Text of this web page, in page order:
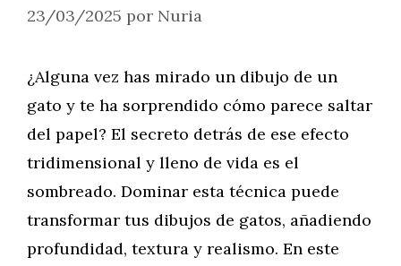
23/03/2025 por Nuria
¿Alguna vez has mirado un dibujo de un
gato y te ha sorprendido cómo parece saltar
del papel? El secreto detrás de ese efecto
tridimensional y lleno de vida es el
sombreado. Dominar esta técnica puede
transformar tus dibujos de gatos, añadiendo
profundidad, textura y realismo. En este